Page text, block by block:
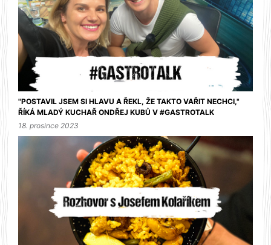
"POSTAVIL JSEM SI HLAVU A ŘEKL, ŽE TAKTO VAŘIT NECHCI,"
ŘÍKÁ MLADÝ KUCHAŘ ONDŘEJ KUBŮ V #GASTROTALK
18. prosince 2023